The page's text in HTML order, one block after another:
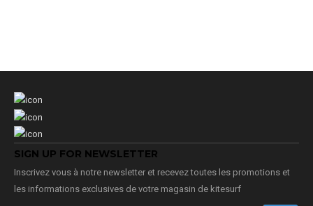
SIGN UP FOR NEWSLETTER
Inscrivez vous à notre newsletter et recevez toutes les promotions et
les informations exclusives de votre magasin de kitesurf